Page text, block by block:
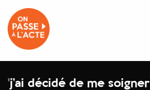
'j’ai décidé de me soigner